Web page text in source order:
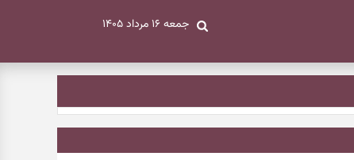
جمعه ۱۶ مرداد ۱۴۰۵